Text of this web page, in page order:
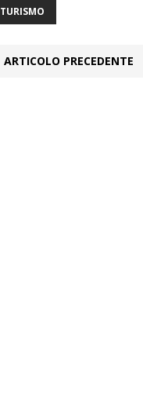
TURISMO
ARTICOLO PRECEDENTE